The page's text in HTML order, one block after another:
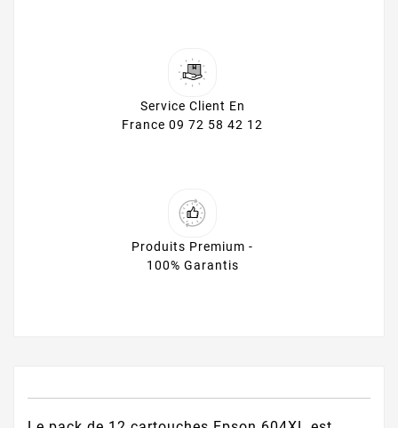
Service Client En
France 09 72 58 42 12
Produits Premium -
100% Garantis